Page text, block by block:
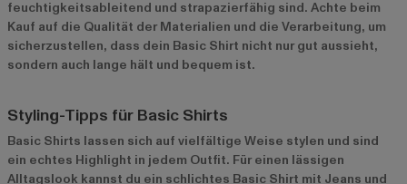
feuchtigkeitsableitend und strapazierfähig sind. Achte beim
Kauf auf die Qualität der Materialien und die Verarbeitung, um
sicherzustellen, dass dein Basic Shirt nicht nur gut aussieht,
sondern auch lange hält und bequem ist.
Styling-Tipps für Basic Shirts
Basic Shirts lassen sich auf vielfältige Weise stylen und sind
ein echtes Highlight in jedem Outfit. Für einen lässigen
Alltagslook kannst du ein schlichtes Basic Shirt mit Jeans und